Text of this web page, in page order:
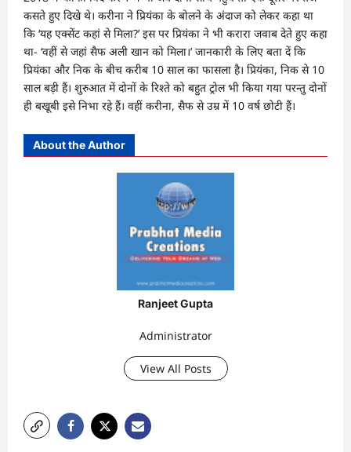
कसते हुए दिखे थे। करीना ने प्रियंका के बोलने के अंदाज को लेकर कहा था
कि ‘यह एक्सेंट कहां से मिला?’ इस पर प्रियंका ने भी करारा जवाब देते हुए कहा
था- ‘वहीं से जहां सैफ अली खान को मिला।’ जानकारी के लिए बता दें कि
प्रियंका और निक के बीच करीब 10 साल का फासला है। प्रियंका, निक से 10
साल बड़ी हैं। शुरुआत में दोनों के रिश्ते को बहुत ट्रोल भी किया गया परन्तु दोनों
ही बखूबी इसे निभा रहे हैं। वहीं करीना, सैफ से उम्र में 10 वर्ष छोटी हैं।
About the Author
Ranjeet Gupta
Administrator
View All Posts